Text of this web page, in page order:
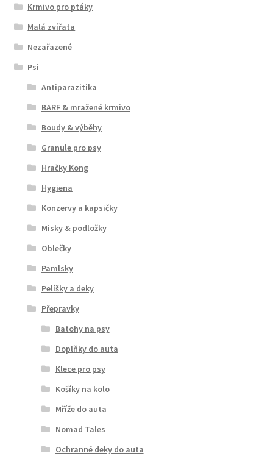
Krmivo pro ptáky
Malá zvířata
Nezařazené
Psi
Antiparazitika
BARF & mražené krmivo
Boudy & výběhy
Granule pro psy
Hračky Kong
Hygiena
Konzervy a kapsičky
Misky & podložky
Oblečky
Pamlsky
Pelíšky a deky
Přepravky
Batohy na psy
Doplňky do auta
Klece pro psy
Košíky na kolo
Mříže do auta
Nomad Tales
Ochranné deky do auta